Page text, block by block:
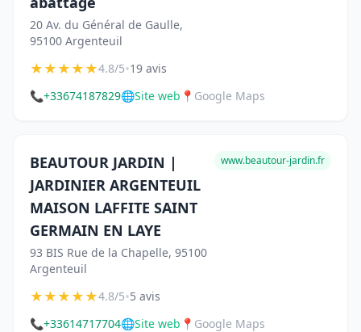
20 Av. du Général de Gaulle,
95100 Argenteuil
★★★★★4.8/5•19 avis
📞+33674187829🌐Site web 📍 Google Maps
BEAUTOUR JARDIN |
JARDINIER ARGENTEUIL
MAISON LAFFITE SAINT
GERMAIN EN LAYE
93 BIS Rue de la Chapelle, 95100
Argenteuil
www.beautour-jardin.fr
★★★★★4.8/5•5 avis
📞+33614717704🌐Site web 📍 Google Maps